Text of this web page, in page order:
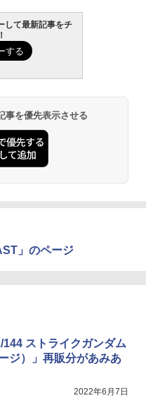
(TAKARA TOMY) T-SPAR
ォーマー ニューレジェンズ
S.H.フィギュアー
シャンクス -マリンフォ
- 約165mm PVC&ABS&布
ディズニー プリン
公式ストア】THE MONS
Energy シリーズ ぬいぐ
バンダイ スピリッツ)
レイバー EZY RG 1/48 AV-
グラム・プラス) 色分け済
バンダイスピリッツ)
セスティエ[カラーC] 色
モデル
クトリー PLAMATEA MX
て式プラモデル ノンスケ
ガンダム00 グラハム専用ユ
グカスタム 1/144スケール
モデル
MARUI) ガスブロー
ガン No.14 20式 5.56mm
ガスブローバック
MARUI) No.21 H&K
以上エアーHOPハンドガン
バック フルオート
クタイト) シールはがし
トツールシリーズ No.123
パー (ゲートカット用) プラ
74123
Mr.トップコート 水性プレ
コートスプレー つや消し 8
仕上材 B603
して最新記事をチ
事を優先表示させる
」のページ
144 ストライクガンダム
ジ）」再販分があみあ
2022年6月7日